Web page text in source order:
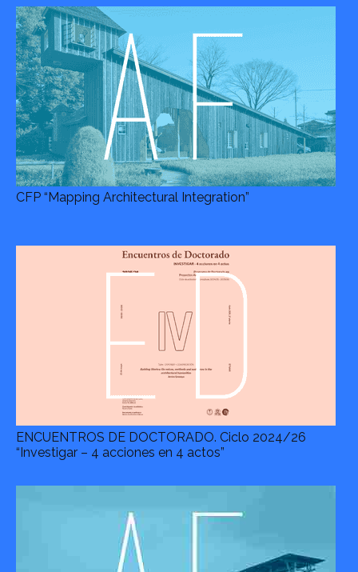
CFP “Mapping Architectural Integration”
ENCUENTROS DE DOCTORADO. Ciclo 2024/26
“Investigar – 4 acciones en 4 actos”